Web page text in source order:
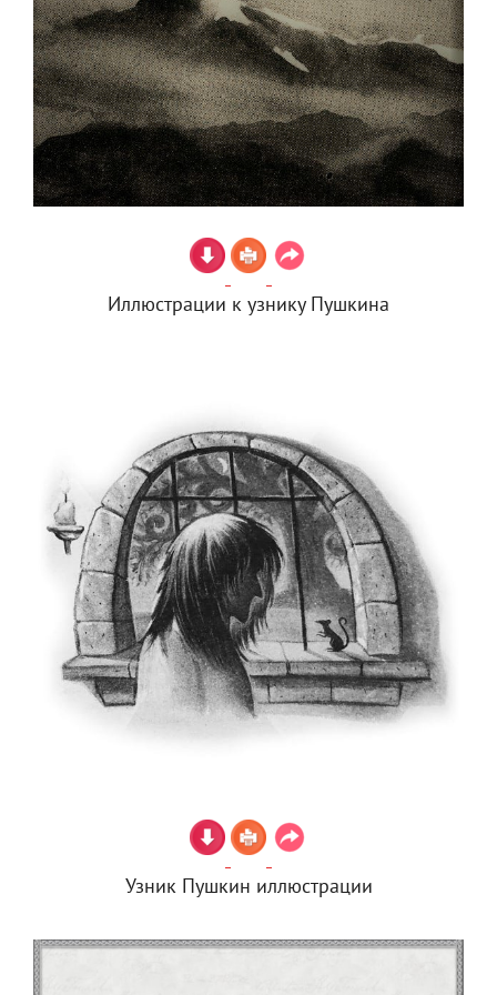
Иллюстрации к узнику Пушкина
Узник Пушкин иллюстрации